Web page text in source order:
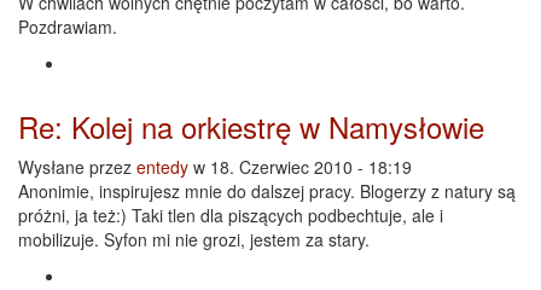
Pozdrawiam.
Re: Kolej na orkiestrę w Namysłowie
Wysłane przez entedy w 18. Czerwiec 2010 - 18:19
Anonimie, inspirujesz mnie do dalszej pracy. Blogerzy z natury są
próżni, ja też:) Taki tlen dla piszących podbechtuje, ale i
mobilizuje. Syfon mi nie grozi, jestem za stary.